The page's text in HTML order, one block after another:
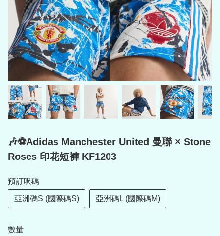
🎶⚽Adidas Manchester United 曼聯 × Stone
Roses 印花短褲 KF1203
預訂呎碼
亞洲碼S (國際碼S) 亞洲碼L (國際碼M)
數量